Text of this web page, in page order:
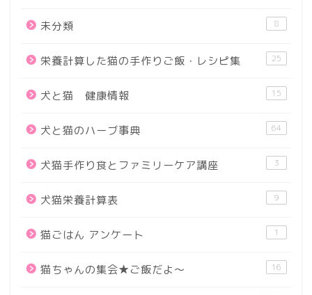
未分類 8
栄養計算した猫の手作りご飯・レシピ集 25
犬と猫 健康情報 15
犬と猫のハーブ事典 64
犬猫手作り食とファミリーケア講座 3
犬猫栄養計算表 9
猫ごはん アンケート 1
猫ちゃんの集会★ご飯だよ～ 16